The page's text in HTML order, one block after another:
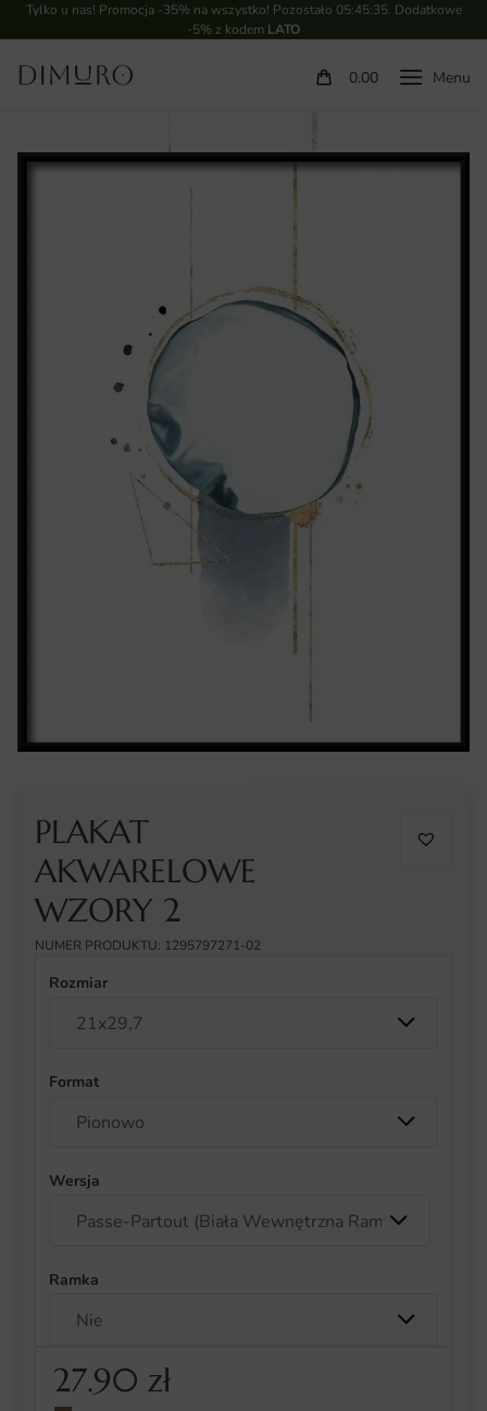
Tylko u nas! Promocja -35% na wszystko! Pozostało 05:45:35. Dodatkowe
-5% z kodem LATO
0.00
PLAKAT
AKWARELOWE
WZORY 2
NUMER PRODUKTU: 1295797271-02
Rozmiar
Format
Wersja
Ramka
27.90 zł